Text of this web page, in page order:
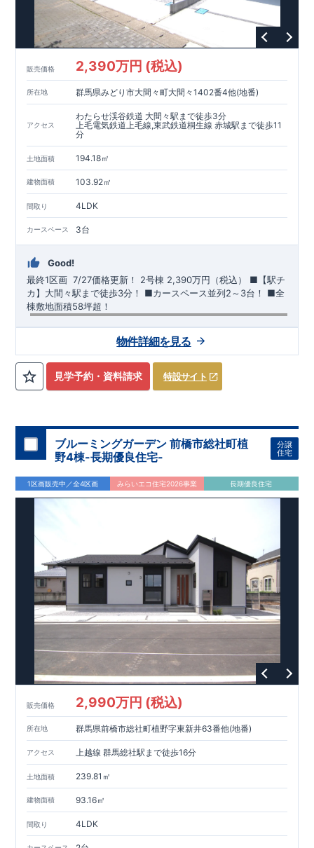
販売価格 2,390万円 (税込)
所在地 群馬県みどり市大間々町大間々1402番4他(地番)
アクセス
わたらせ渓谷鉄道 大間々駅まで徒歩3分
上毛電気鉄道上毛線,東武鉄道桐生線 赤城駅まで徒歩11
分
土地面積 194.18㎡
建物面積 103.92㎡
間取り 4LDK
カースペース 3台
Good!
最終1区画 7/27価格更新！
2号棟 2,390万円（税込）
​■【駅チ
カ】大間々駅まで徒歩3分！ ​■カースペース並列2～3台！ ​■全
棟敷地面積58坪超！
​上毛電鉄、東武桐生線 ​『赤城』駅……徒歩11分（約870
【学校】 小学校……徒歩10分（約790ｍ）
【妥協のない家づくり】 ​↓ クリックすると詳細ページが表示
されます 長期優良住宅 ​住宅性能評価
地震に強い家づくり
（地盤編） ​地震に強い家づくり（建物編）
地震に強い家づく
り（制震編）
【ブルーミングガーデンが選ばれる理由】 ​↓ クリックすると
詳細ページが表示されます ​暮らしを豊かにする空間アイデア
お問い合わせ​
高崎営業所（定休日：火曜日・水
曜日）
営業時間／9：30～18：30​
GOOD DESIGN AWARD2024 東栄住宅​
は、この度2024年度
グッドデザイン賞を3プロジェクト同時受賞いたしました。
木造住宅用制震ダンパー / 東栄セーフティダンパー 地盤改
良工法 / R-Evolve パイル
宅地開発手法 / 簡単に地図から
消せる道
スマートフォンで見やすい特設サイトはこちら
https://www.e-blooming.com/bukken/51575021/
見学予約・資料請求 特設サイト
物件詳細を見る
ブルーミングガーデン 前橋市総社町植
野4棟-長期優良住宅-
分譲
住宅
1区画販売中／全4区画 みらいエコ住宅2026事業 長期優良住宅
販売価格 2,990万円 (税込)
所在地 群馬県前橋市総社町植野字東新井63番他(地番)
アクセス 上越線 群馬総社駅まで徒歩16分
土地面積 239.81㎡
建物面積 93.16㎡
間取り 4LDK